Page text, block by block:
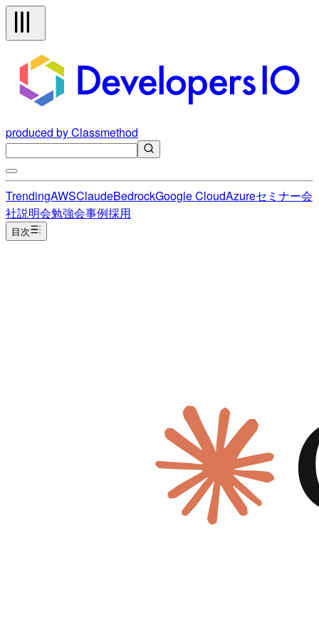
produced by Classmethod
TrendingAWSClaudeBedrockGoogle CloudAzureセミナー会
社説明会勉強会事例採用
目次